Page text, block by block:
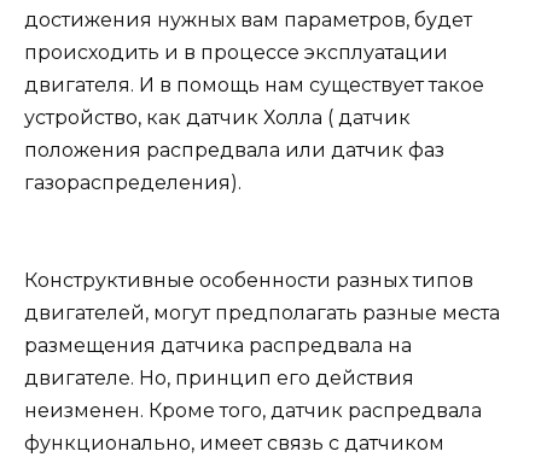
достижения нужных вам параметров, будет
происходить и в процессе эксплуатации
двигателя. И в помощь нам существует такое
устройство, как датчик Холла ( датчик
положения распредвала или датчик фаз
газораспределения).
Конструктивные особенности разных типов
двигателей, могут предполагать разные места
размещения датчика распредвала на
двигателе. Но, принцип его действия
неизменен. Кроме того, датчик распредвала
функционально, имеет связь с датчиком